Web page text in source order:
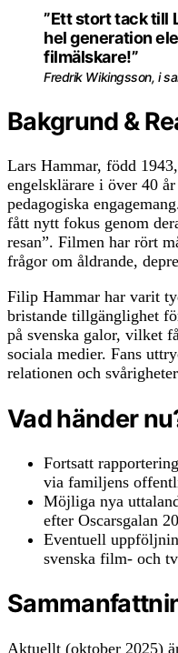
”Ett stort tack till
hel generation
filmälskare!”
Fredrik Wikingsson, i
Bakgrund &
Lars Hammar, född
engelsklärare i över 40
pedagogiska
fått nytt fokus genom
resan”. Filmen har rört
frågor om åldrande,
Filip Hammar har varit
bristande tillgänglighet
på svenska galor, vilket
sociala medier. Fans
relationen och
Vad händer
Fortsatt
via familjens
Möjliga nya
efter Oscarsgalan
Eventuell
svenska film- och
Aktuellt (oktober 2025)